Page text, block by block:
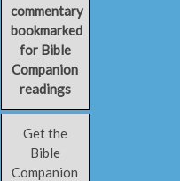
commentary
bookmarked
for Bible
Companion
readings
Get the
Bible
Companion